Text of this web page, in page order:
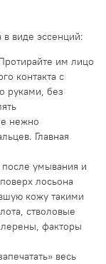
виде эссенций:
им лицо
контакта с
руками, без
нежно
Главная
после умывания и
лосьона
кожу такими
стволовые
факторы
весь